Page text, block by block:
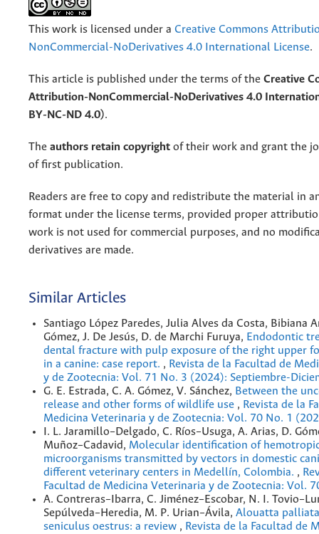
This work is licensed under a Creative Commons
NonCommercial-NoDerivatives 4.0 International License.
This article is published under the terms of the Creative
Attribution-NonCommercial-NoDerivatives 4.0
BY-NC-ND 4.0).
The authors retain copyright of their work and grant the
of first publication.
Readers are free to copy and redistribute the material in
format under the license terms, provided proper
work is not used for commercial purposes, and no
derivatives are made.
Similar Articles
Santiago López Paredes, Julia Alves da Costa, Bibiana
Gómez, J. De Jesús, D. de Marchi Furuya, Endodontic
dental fracture with pulp exposure of the right upper
in a canine: case report. , Revista de la Facultad de
y de Zootecnia: Vol. 71 No. 3 (2024): Septiembre-
G. E. Estrada, C. A. Gómez, V. Sánchez, Between the
release and other forms of wildlife use , Revista de la
Medicina Veterinaria y de Zootecnia: Vol. 70 No. 1
I. L. Jaramillo–Delgado, C. Ríos–Usuga, A. Arias, D.
Muñoz–Cadavid, Molecular identification of
microorganisms transmitted by vectors in domestic
different veterinary centers in Medellín, Colombia. ,
Facultad de Medicina Veterinaria y de Zootecnia: Vol.
A. Contreras–Ibarra, C. Jiménez–Escobar, N. I.
Sepúlveda–Heredia, M. P. Urian–Ávila, Alouatta
seniculus oestrus: a review , Revista de la Facultad de